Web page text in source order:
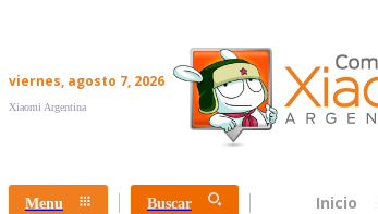
viernes, agosto 7, 2026
Xiaomi Argentina
Menu Buscar Inicio